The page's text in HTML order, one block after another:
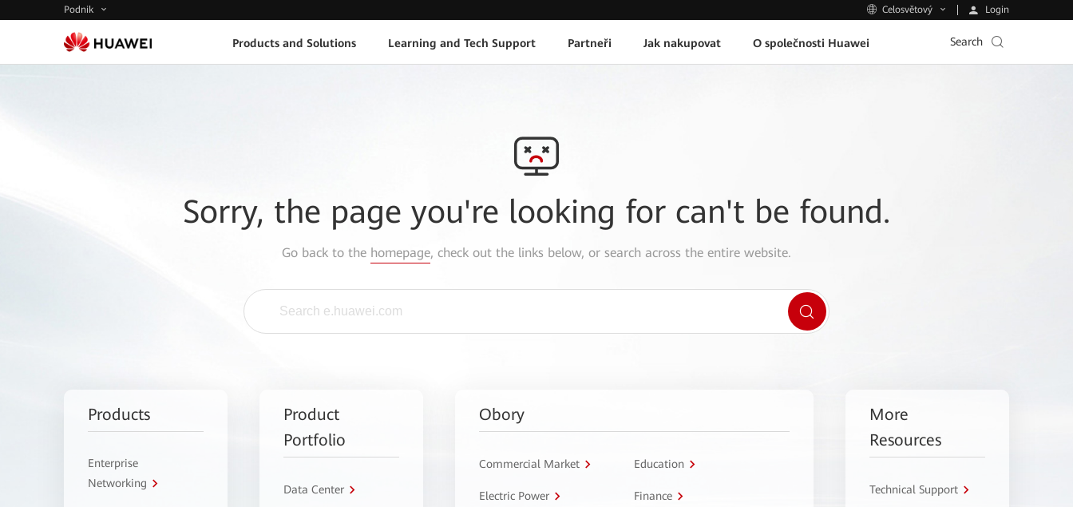
Podnik Celosvětový Login
Products and Solutions Learning and Tech Support Partneři Jak nakupovat O společnosti Huawei Search
Sorry, the page you're looking for can't be found.
Go back to the homepage, check out the links below, or search across the entire website.
Products
Enterprise
Networking
Product
Portfolio
Data Center
Obory
Commercial Market Education
Electric Power Finance
More
Resources
Technical Support